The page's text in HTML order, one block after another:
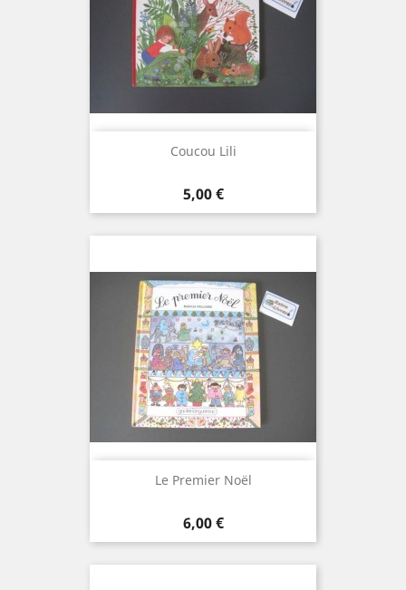
Coucou Lili
Prix
5,00 €
Le Premier Noël
Prix
6,00 €